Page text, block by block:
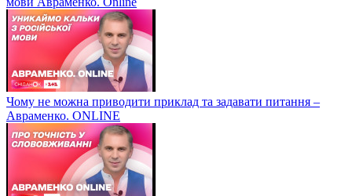
Чому не можна приводити приклад та задавати питання –
Авраменко. ONLINE